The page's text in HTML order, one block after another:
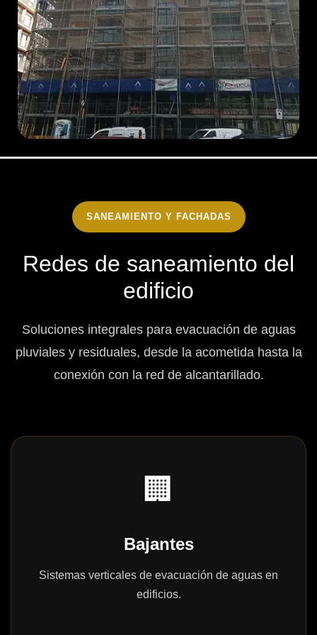
SANEAMIENTO Y FACHADAS
Redes de saneamiento del
edificio
Soluciones integrales para evacuación de aguas
pluviales y residuales, desde la acometida hasta la
conexión con la red de alcantarillado.
🏢
Bajantes
Sistemas verticales de evacuación de aguas en
edificios.